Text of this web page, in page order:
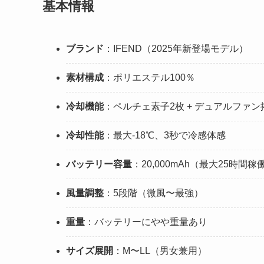
基本情報
ブランド ：IFEND（2025年新登場モデル）
素材構成 ：ポリエステル100％
冷却機能：ペルチェ素子2枚 + デュアルファン
冷却性能：最大-18℃、3秒で冷感体感
バッテリー容量 ：20,000mAh（最大25時間稼働
風量調整 ：5段階（微風〜最強）
重量 ：バッテリーにやや重量あり
サイズ展開 ：M〜LL（男女兼用）